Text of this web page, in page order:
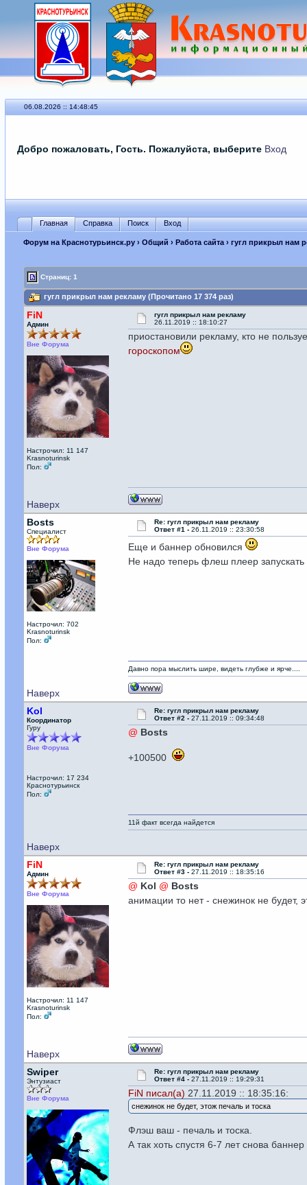
06.08.2026 :: 14:48:45
Добро пожаловать, Гость. Пожалуйста, выберите Вход
Главная Справка Поиск Вход
Форум на Краснотурьинск.ру› Общий › Работа сайта› гугл прикрыл нам
Страниц: 1
гугл прикрыл нам рекламу (Прочитано 17 374 раз)
FiN
Админ
Вне Форума
Настрочил: 11 147
Krasnoturinsk
Пол:
гугл прикрыл нам рекламу
26.11.2019 :: 18:10:27
приостановили рекламу, кто не
гороскопом
Наверх
Bosts
Специалист
Вне Форума
Настрочил: 702
Krasnoturinsk
Пол:
Re: гугл прикрыл нам рекламу
Ответ #1 - 26.11.2019 :: 23:30:58
Еще и баннер обновился
Не надо теперь флеш плеер запускать
Наверх
Давно пора мыслить шире, видеть глубже и ярче....
Kol
Координатор
Гуру
Вне Форума
Настрочил: 17 234
Краснотурьинск
Пол:
Re: гугл прикрыл нам рекламу
Ответ #2 - 27.11.2019 :: 09:34:48
@ Bosts
+100500
Наверх
11й факт всегда найдется
FiN
Админ
Вне Форума
Настрочил: 11 147
Krasnoturinsk
Пол:
Re: гугл прикрыл нам рекламу
Ответ #3 - 27.11.2019 :: 18:35:16
@ Kol @ Bosts
анимации то нет - снежинок не будет,
Наверх
Swiper
Энтузиаст
Вне Форума
Re: гугл прикрыл нам рекламу
Ответ #4 - 27.11.2019 :: 19:29:31
FiN писал(а) 27.11.2019 :: 18:35:16:
снежинок не будет, этож печаль и тоска
Флэш ваш - печаль и тоска.
А так хоть спустя 6-7 лет снова